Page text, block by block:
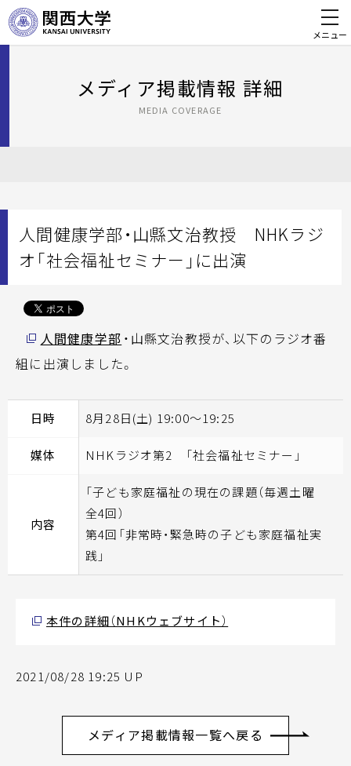
メニュー
メディア掲載情報 詳細
MEDIA COVERAGE
人間健康学部・山縣文治教授 NHKラジ
オ「社会福祉セミナー」に出演
人間健康学部 ・山縣文治教授が、以下のラジオ番
組に出演しました。
日時 8月28日(土) 19:00〜19:25
媒体 NHKラジオ第2 「社会福祉セミナー」
内容
「子ども家庭福祉の現在の課題（毎週土曜
全4回）
第4回「非常時・緊急時の子ども家庭福祉実
践」
本件の詳細（NHKウェブサイト）
2021/08/28 19:25 UP
メディア掲載情報一覧へ戻る